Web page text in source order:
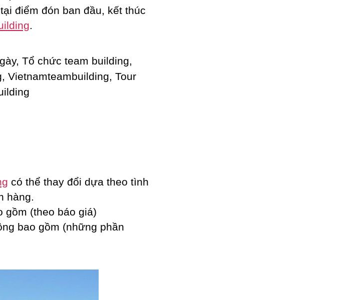
điểm đón ban đầu, kết thúc
có thể thay đổi dựa theo tình
hàng.
gồm (theo báo giá)
bao gồm (những phần